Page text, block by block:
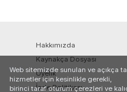
Hakkımızda
Kaynakça Dosyası
Üyelik
İade Politikası
Web sitemizde sunulan ve açıkça
hizmetler için kesinlikle gerekli,
birinci taraf oturum çerezleri ve